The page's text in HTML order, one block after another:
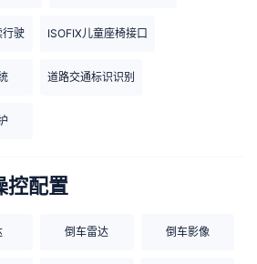
行驶 ISOFIX儿童座椅接口
道路交通标识识别
控配置
倒车雷达 倒车影像